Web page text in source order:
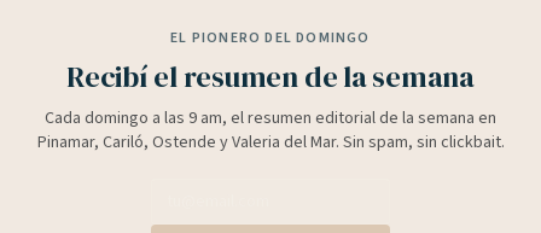
EL PIONERO DEL DOMINGO
Recibí el resumen de la semana
Cada domingo a las 9 am, el resumen editorial de la semana en
Pinamar, Cariló, Ostende y Valeria del Mar. Sin spam, sin clickbait.